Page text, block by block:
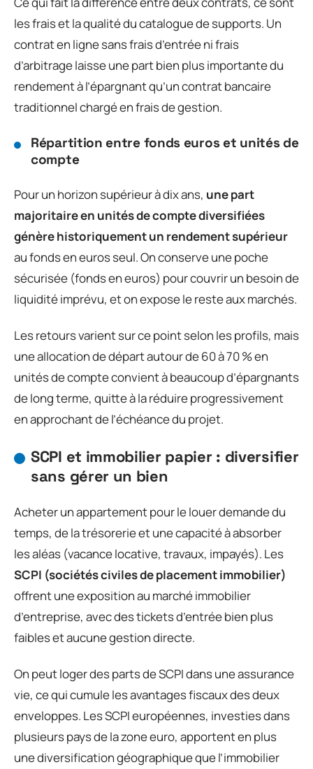
les frais et la qualité du catalogue de supports. Un
contrat en ligne sans frais d’entrée ni frais
d’arbitrage laisse une part bien plus importante du
rendement à l’épargnant qu’un contrat bancaire
traditionnel chargé en frais de gestion.
Répartition entre fonds euros et unités de
compte
Pour un horizon supérieur à dix ans, une part
majoritaire en unités de compte diversifiées
génère historiquement un rendement supérieur
au fonds en euros seul. On conserve une poche
sécurisée (fonds en euros) pour couvrir un besoin de
liquidité imprévu, et on expose le reste aux marchés.
Les retours varient sur ce point selon les profils, mais
une allocation de départ autour de 60 à 70 % en
unités de compte convient à beaucoup d’épargnants
de long terme, quitte à la réduire progressivement
en approchant de l’échéance du projet.
SCPI et immobilier papier : diversifier
sans gérer un bien
Acheter un appartement pour le louer demande du
temps, de la trésorerie et une capacité à absorber
les aléas (vacance locative, travaux, impayés). Les
SCPI (sociétés civiles de placement immobilier)
offrent une exposition au marché immobilier
d’entreprise, avec des tickets d’entrée bien plus
faibles et aucune gestion directe.
On peut loger des parts de SCPI dans une assurance
vie, ce qui cumule les avantages fiscaux des deux
enveloppes. Les SCPI européennes, investies dans
plusieurs pays de la zone euro, apportent en plus
une diversification géographique que l’immobilier